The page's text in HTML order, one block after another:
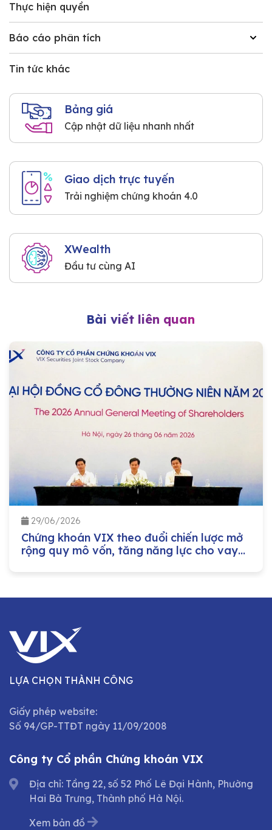
Thực hiện quyền
Báo cáo phân tích
Tin tức khác
Bảng giá
Cập nhật dữ liệu nhanh nhất
Giao dịch trực tuyến
Trải nghiệm chứng khoán 4.0
XWealth
Đầu tư cùng AI
Bài viết liên quan
29/06/2026
Chứng khoán VIX theo đuổi chiến lược mở
rộng quy mô vốn, tăng năng lực cho vay
LỰA CHỌN THÀNH CÔNG
Giấy phép website:
Số 94/GP-TTĐT ngày 11/09/2008
Công ty Cổ phần Chứng khoán VIX
Địa chỉ: Tầng 22, số 52 Phố Lê Đại Hành, Phường
Hai Bà Trưng, Thành phố Hà Nội.
Xem bản đồ